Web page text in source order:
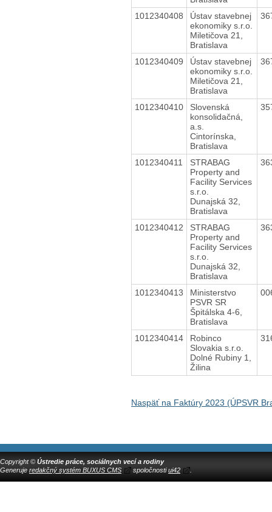
1012340408
Ústav stavebnej
ekonomiky s.r.o.
Miletičova 21,
Bratislava
1012340409
Ústav stavebnej
ekonomiky s.r.o.
Miletičova 21,
Bratislava
1012340410
Slovenská
konsolidačná,
a.s.
Cintorínska,
Bratislava
1012340411
STRABAG
Property and
Facility Services
s.r.o.
Dunajská 32,
Bratislava
1012340412
STRABAG
Property and
Facility Services
s.r.o.
Dunajská 32,
Bratislava
1012340413
Ministerstvo
PSVR SR
Špitálska 4-6,
Bratislava
1012340414
Robinco
Slovakia s.r.o.
Dolné Rubiny 1,
Žilina
Naspäť na Faktúry 2023 (ÚPSVR
Copyright © Ústredie práce, sociálnych vecí a rodiny
Generuje redakčný systém BUXUS CMS spoločnostiui42